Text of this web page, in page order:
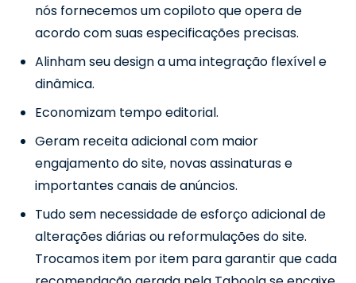
nós fornecemos um copiloto que opera de
acordo com suas especificações precisas.
Alinham seu design a uma integração flexível e
dinâmica.
Economizam tempo editorial.
Geram receita adicional com maior
engajamento do site, novas assinaturas e
importantes canais de anúncios.
Tudo sem necessidade de esforço adicional de
alterações diárias ou reformulações do site.
Trocamos item por item para garantir que cada